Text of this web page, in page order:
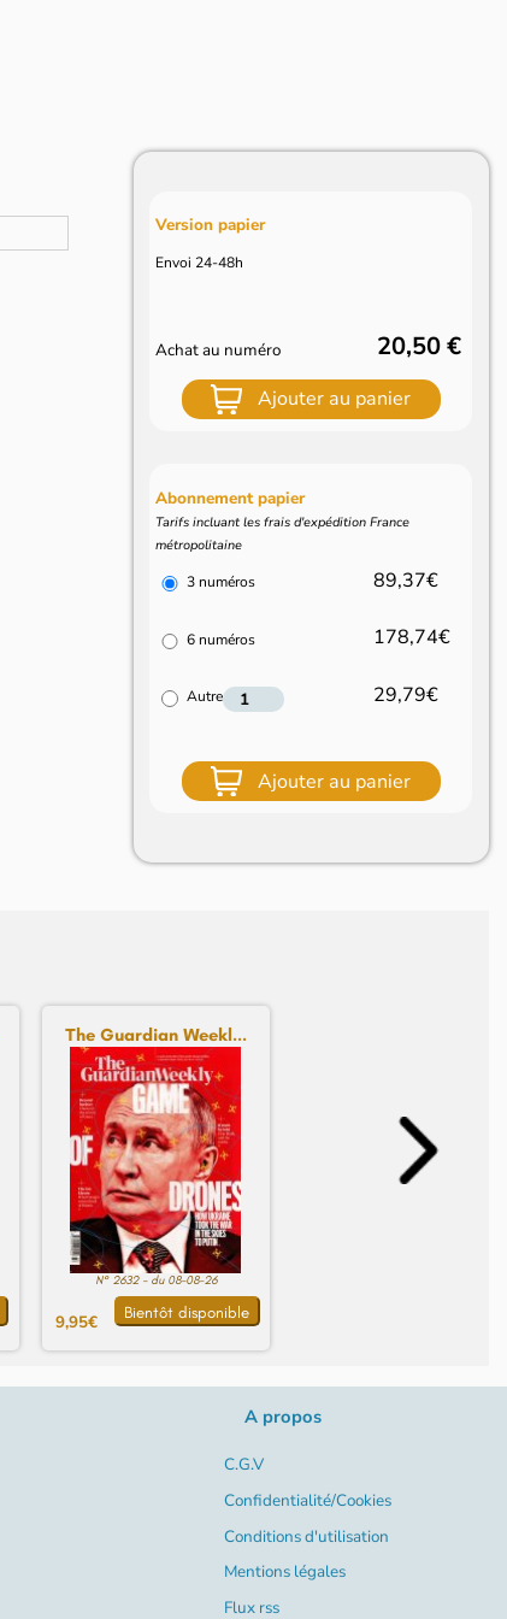
Version papier
Envoi 24-48h
Achat au numéro 20,50 €
Ajouter au panier
Abonnement papier
Tarifs incluant les frais d'expédition France
métropolitaine
3 numéros 89,37€
6 numéros 178,74€
Autre 29,79€
Ajouter au panier
The Guardian Weekl...
N° 2632 - du 08-08-26
9,95€ Bientôt disponible
A propos
C.G.V
Confidentialité/Cookies
Conditions d'utilisation
Mentions légales
Flux rss